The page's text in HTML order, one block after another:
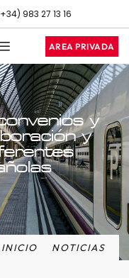
983 27 13 16
AREA PRIVADA
y
y
INICIO NOTICIAS